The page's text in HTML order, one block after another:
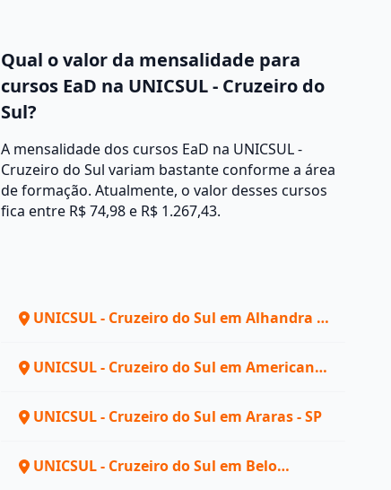
Qual o valor da mensalidade para
cursos EaD na UNICSUL - Cruzeiro do
Sul?
A mensalidade dos cursos EaD na UNICSUL -
Cruzeiro do Sul variam bastante conforme a área
de formação. Atualmente, o valor desses cursos
fica entre R$ 74,98 e R$ 1.267,43.
UNICSUL - Cruzeiro do Sul em Alhandra -
UNICSUL - Cruzeiro do Sul em Americana
UNICSUL - Cruzeiro do Sul em Araras - SP
UNICSUL - Cruzeiro do Sul em Belo